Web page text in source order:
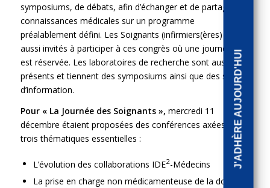
symposiums, de débats, afin d’échanger et de partager les
connaissances médicales sur un programme
préalablement défini. Les Soignants (infirmiers(ères) sont
aussi invités à participer à ces congrès où une journée leur
est réservée. Les laboratoires de recherche sont aussi
présents et tiennent des symposiums ainsi que des stands
d’information.
Pour « La Journée des Soignants », mercredi 11
décembre étaient proposées des conférences axées sur
trois thématiques essentielles :
L’évolution des collaborations IDE2-Médecins
La prise en charge non médicamenteuse de la douleur
J'ADHÈRE AUJOURD'HUI